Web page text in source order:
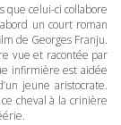
que celui-ci collabore
un court roman
de Georges Franju.
vue et racontée par
infirmière est aidée
jeune aristocrate.
cheval à la crinière